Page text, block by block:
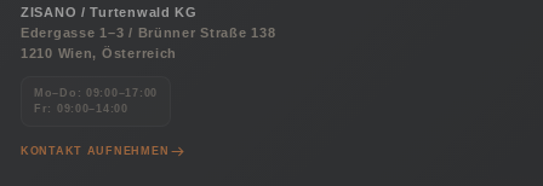
ZISANO / Turtenwald KG
Edergasse 1–3 / Brünner Straße 138
1210 Wien, Österreich
Mo–Do: 09:00–17:00
Fr: 09:00–14:00
KONTAKT AUFNEHMEN